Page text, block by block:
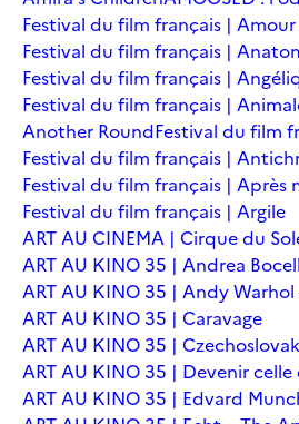
Festival du film français | Amour
Festival du film français |
Festival du film français |
Festival du film français |
Another RoundFestival du film
Festival du film français |
Festival du film français | Après
Festival du film français | Argile
ART AU CINEMA | Cirque du
ART AU KINO 35 | Andrea
ART AU KINO 35 | Andy
ART AU KINO 35 | Caravage
ART AU KINO 35 |
ART AU KINO 35 | Devenir
ART AU KINO 35 | Edvard